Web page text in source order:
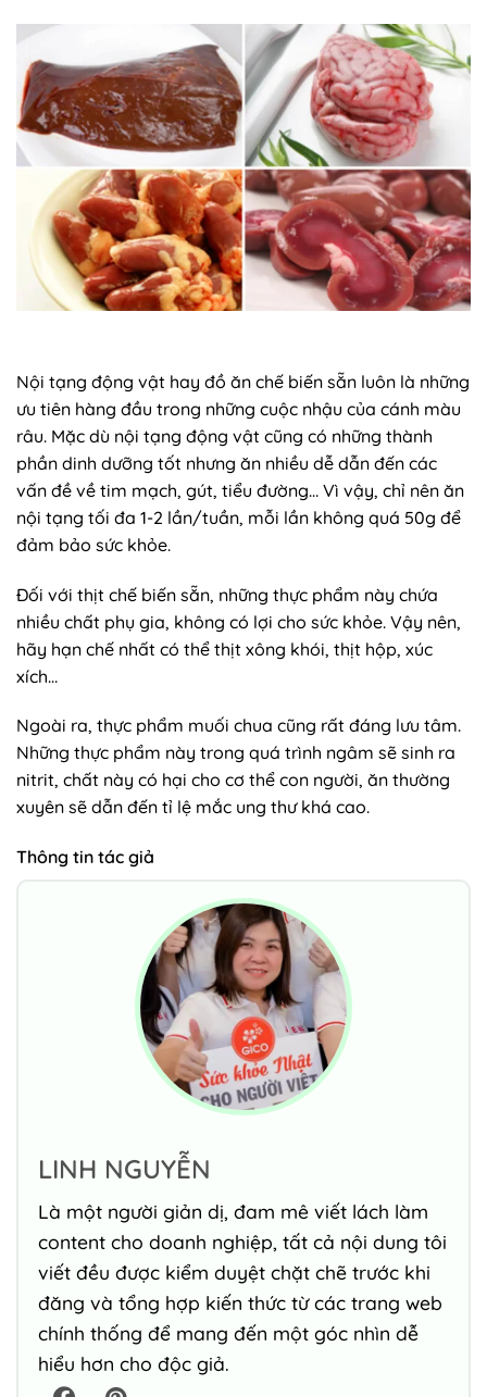
Nội tạng động vật hay đồ ăn chế biến sẵn luôn là những
ưu tiên hàng đầu trong những cuộc nhậu của cánh màu
râu. Mặc dù nội tạng động vật cũng có những thành
phần dinh dưỡng tốt nhưng ăn nhiều dễ dẫn đến các
vấn đề về tim mạch, gút, tiểu đường… Vì vậy, chỉ nên ăn
nội tạng tối đa 1-2 lần/tuần, mỗi lần không quá 50g để
đảm bảo sức khỏe.
Đối với thịt chế biến sẵn, những thực phẩm này chứa
nhiều chất phụ gia, không có lợi cho sức khỏe. Vậy nên,
hãy hạn chế nhất có thể thịt xông khói, thịt hộp, xúc
xích…
Ngoài ra, thực phẩm muối chua cũng rất đáng lưu tâm.
Những thực phẩm này trong quá trình ngâm sẽ sinh ra
nitrit, chất này có hại cho cơ thể con người, ăn thường
xuyên sẽ dẫn đến tỉ lệ mắc ung thư khá cao.
Thông tin tác giả
LINH NGUYỄN
Là một người giản dị, đam mê viết lách làm
content cho doanh nghiệp, tất cả nội dung tôi
viết đều được kiểm duyệt chặt chẽ trước khi
đăng và tổng hợp kiến thức từ các trang web
chính thống để mang đến một góc nhìn dễ
hiểu hơn cho độc giả.